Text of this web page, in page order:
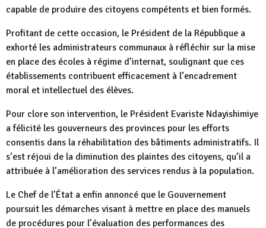
capable de produire des citoyens compétents et bien formés.
Profitant de cette occasion, le Président de la République a
exhorté les administrateurs communaux à réfléchir sur la mise
en place des écoles à régime d’internat, soulignant que ces
établissements contribuent efficacement à l’encadrement
moral et intellectuel des élèves.
Pour clore son intervention, le Président Evariste Ndayishimiye
a félicité les gouverneurs des provinces pour les efforts
consentis dans la réhabilitation des bâtiments administratifs. Il
s’est réjoui de la diminution des plaintes des citoyens, qu’il a
attribuée à l’amélioration des services rendus à la population.
Le Chef de l’État a enfin annoncé que le Gouvernement
poursuit les démarches visant à mettre en place des manuels
de procédures pour l’évaluation des performances des